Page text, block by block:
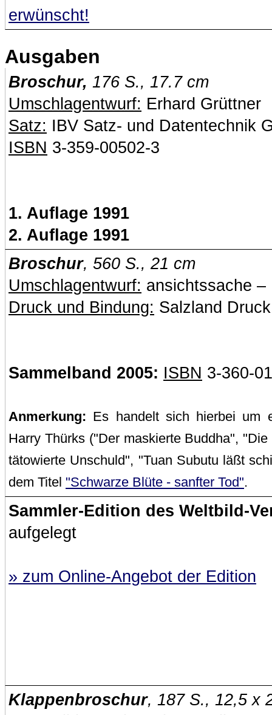
erwünscht!
Ausgaben
Broschur, 176 S., 17.7 cm
Umschlagentwurf: Erhard Grüttner
Satz: IBV Satz- und Datentechnik
ISBN 3-359-00502-3
1. Auflage 1991
2. Auflage 1991
Broschur, 560 S., 21 cm
Umschlagentwurf: ansichtssache
Druck und Bindung: Salzland
Sammelband 2005: ISBN 3-360-
Anmerkung: Es handelt sich hierbei um
Harry Thürks ("Der maskierte Buddha",
tätowierte Unschuld", "Tuan Subutu läßt
dem Titel "Schwarze Blüte - sanfter Tod".
Sammler-Edition des Weltbild-
aufgelegt
» zum Online-Angebot der Edition
Klappenbroschur, 187 S., 12,5 x